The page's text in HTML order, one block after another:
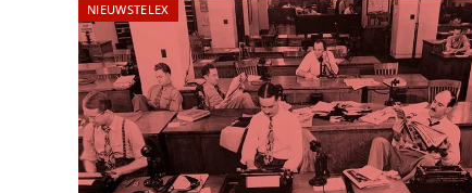
NIEUWSTELEX